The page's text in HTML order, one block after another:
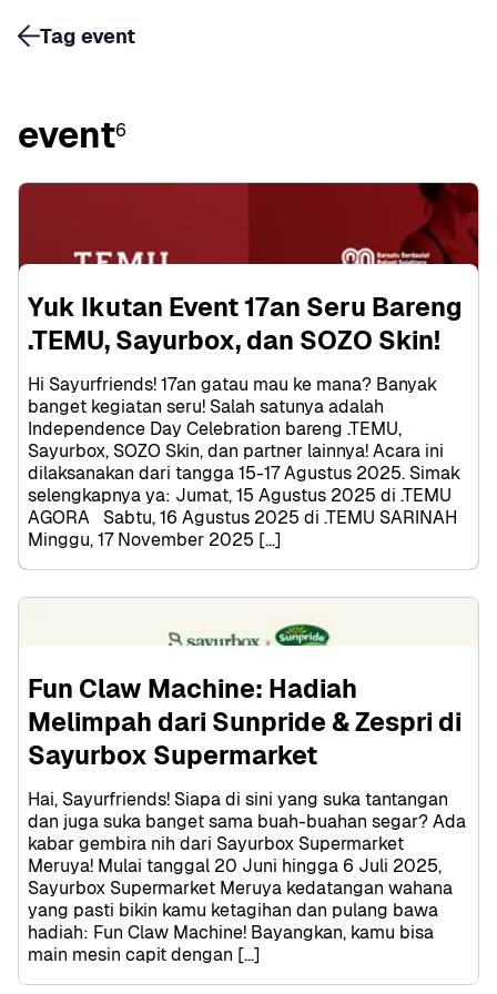
event6
Yuk Ikutan Event 17an Seru Bareng
.TEMU, Sayurbox, dan SOZO Skin!
Hi Sayurfriends! 17an gatau mau ke mana? Banyak
banget kegiatan seru! Salah satunya adalah
Independence Day Celebration bareng .TEMU,
Sayurbox, SOZO Skin, dan partner lainnya! Acara ini
dilaksanakan dari tangga 15-17 Agustus 2025. Simak
selengkapnya ya: Jumat, 15 Agustus 2025 di .TEMU
AGORA   Sabtu, 16 Agustus 2025 di .TEMU SARINAH
Minggu, 17 November 2025 […]
Fun Claw Machine: Hadiah
Melimpah dari Sunpride & Zespri di
Sayurbox Supermarket
Hai, Sayurfriends! Siapa di sini yang suka tantangan
dan juga suka banget sama buah-buahan segar? Ada
kabar gembira nih dari Sayurbox Supermarket
Meruya! Mulai tanggal 20 Juni hingga 6 Juli 2025,
Sayurbox Supermarket Meruya kedatangan wahana
yang pasti bikin kamu ketagihan dan pulang bawa
hadiah: Fun Claw Machine! Bayangkan, kamu bisa
main mesin capit dengan […]
Tag event